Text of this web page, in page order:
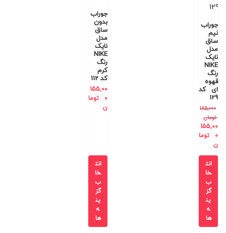
جوراب
نیم
ساق
مدل
نایک
NIKE
رنگ
قهوه
ای کد
129
185,000
تومان
155,00
0
توما
ن
انت
خا
ب
گز
ین
ه
ها
جوراب
بدون
ساق
مدل
نایک
NIKE
رنگ
کرم
کد 112
155,00
0
توما
ن
انت
خا
ب
گز
ین
ه
ها